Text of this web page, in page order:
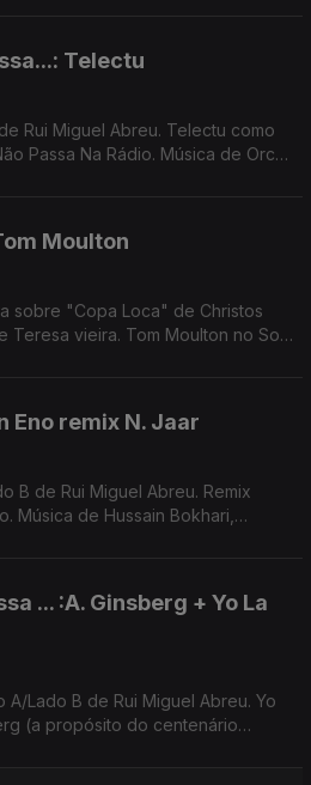
Telectu
Rui Miguel Abreu. Telectu como
Passa Na Rádio. Música de Orca,
Moulton
sobre "Copa Loca" de Christos
Teresa vieira. Tom Moulton no Som
Eno remix N. Jaar
B de Rui Miguel Abreu. Remix
Música de Hussain Bokhari,
... :A. Ginsberg + Yo La
A/Lado B de Rui Miguel Abreu. Yo
(a propósito do centenário